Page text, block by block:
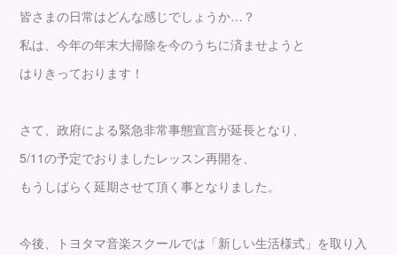
皆さまの日常はどんな感じでしょうか…？
私は、今年の年末大掃除を今のうちに済ませようと
はりきっております！
さて、政府による緊急非常事態宣言が延長となり、
5/11の予定でおりましたレッスン再開を、
もうしばらく延期させて頂く事となりました。
今後、トヨタマ音楽スクールでは「新しい生活様式」を取り入